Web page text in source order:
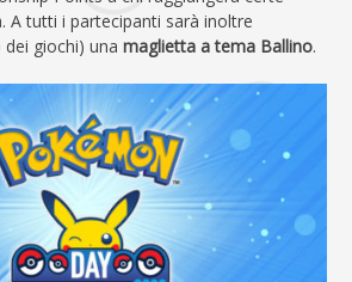
A tutti i partecipanti sarà inoltre
dei giochi) una maglietta a tema Ballino.